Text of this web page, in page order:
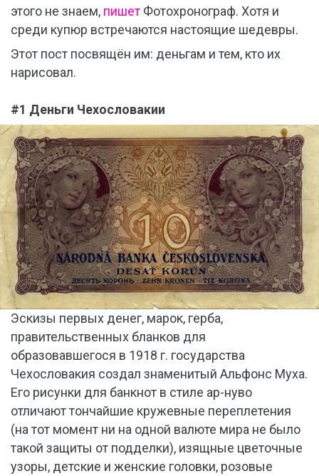
этого не знаем, пишет Фотохронограф. Хотя и
среди купюр встречаются настоящие шедевры.
Этот пост посвящён им: деньгам и тем, кто их
нарисовал.
#1 Деньги Чехословакии
Эскизы первых денег, марок, герба,
правительственных бланков для
образовавшегося в 1918 г. государства
Чехословакия создал знаменитый Альфонс Муха.
Его рисунки для банкнот в стиле ар-нуво
отличают тончайшие кружевные переплетения
(на тот момент ни на одной валюте мира не было
такой защиты от подделки), изящные цветочные
узоры, детские и женские головки, розовые